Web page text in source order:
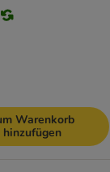
Warenkorb
hinzufügen